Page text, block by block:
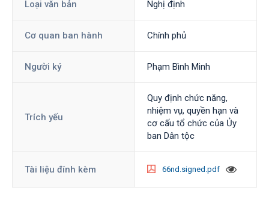
Loại văn bản Nghị định
Cơ quan ban hành Chính phủ
Người ký Phạm Bình Minh
Trích yếu
Quy định chức năng,
nhiệm vụ, quyền hạn và
cơ cấu tổ chức của Ủy
ban Dân tộc
Tài liệu đính kèm 66nd.signed.pdf